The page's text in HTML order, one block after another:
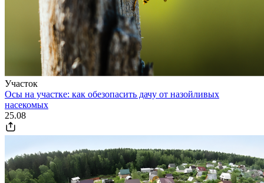
Участок
Осы на участке: как обезопасить дачу от назойливых
насекомых
25.08